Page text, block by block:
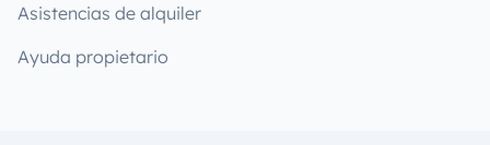
Asistencias de alquiler
Ayuda propietario